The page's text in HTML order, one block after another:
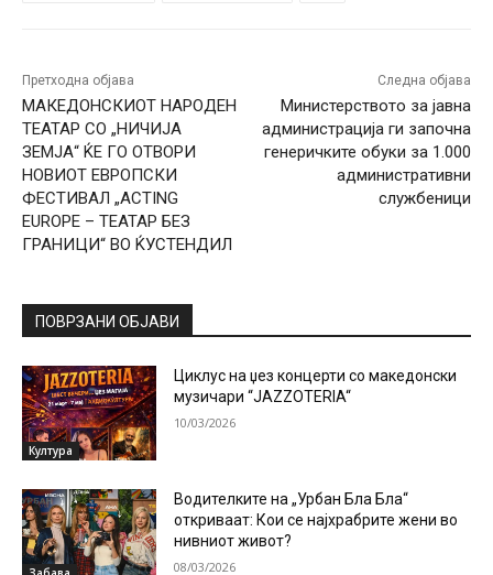
Претходна објава
МАКЕДОНСКИОТ НАРОДЕН
ТЕАТАР СО „НИЧИЈА
ЗЕМЈА“ ЌЕ ГО ОТВОРИ
НОВИОТ ЕВРОПСКИ
ФЕСТИВАЛ „ACTING
EUROPE – ТЕАТАР БЕЗ
ГРАНИЦИ“ ВО ЌУСТЕНДИЛ
Следна објава
Министерството за јавна
администрација ги започна
генеричките обуки за 1.000
административни
службеници
ПОВРЗАНИ ОБЈАВИ
Култура
Циклус на џез концерти со македонски
музичари “JAZZOTERIA“
10/03/2026
Водителките на „Урбан Бла Бла“
откриваат: Кои се најхрабрите жени во
нивниот живот?
08/03/2026